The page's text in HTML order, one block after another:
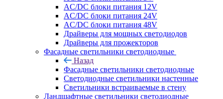
AC/DC блоки питания 12V
AC/DC блоки питания 24V
AC/DC блоки питания 48V
Драйверы для мощных светодиодов
Драйверы для прожекторов
Фасадные светильники светодиодные
Назад
Фасадные светильники светодиодные
Светодиодные светильники настенные
Светильники встраиваемые в стену
Ландшафтные светильники светодиодные